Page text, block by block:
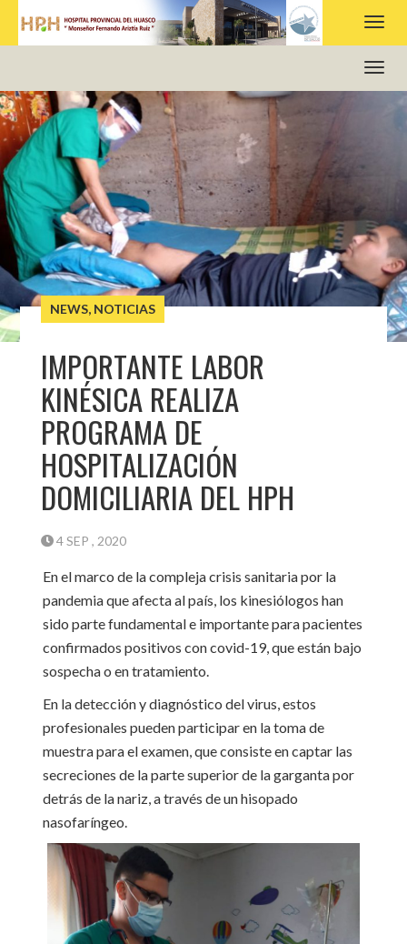
HOSPITAL PROVINCIAL DEL HUASCO
NEWS, NOTICIAS
IMPORTANTE LABOR
KINÉSICA REALIZA
PROGRAMA DE
HOSPITALIZACIÓN
DOMICILIARIA DEL HPH
4 SEP , 2020
En el marco de la compleja crisis sanitaria por la
pandemia que afecta al país, los kinesiólogos han
sido parte fundamental e importante para pacientes
confirmados positivos con covid-19, que están bajo
sospecha o en tratamiento.
En la detección y diagnóstico del virus, estos
profesionales pueden participar en la toma de
muestra para el examen, que consiste en captar las
secreciones de la parte superior de la garganta por
detrás de la nariz, a través de un hisopado
nasofaríngeo.